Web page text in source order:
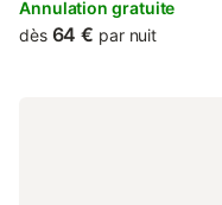
situated in Le Puy en Velay.
Annulation gratuite
dès 64 € par nuit